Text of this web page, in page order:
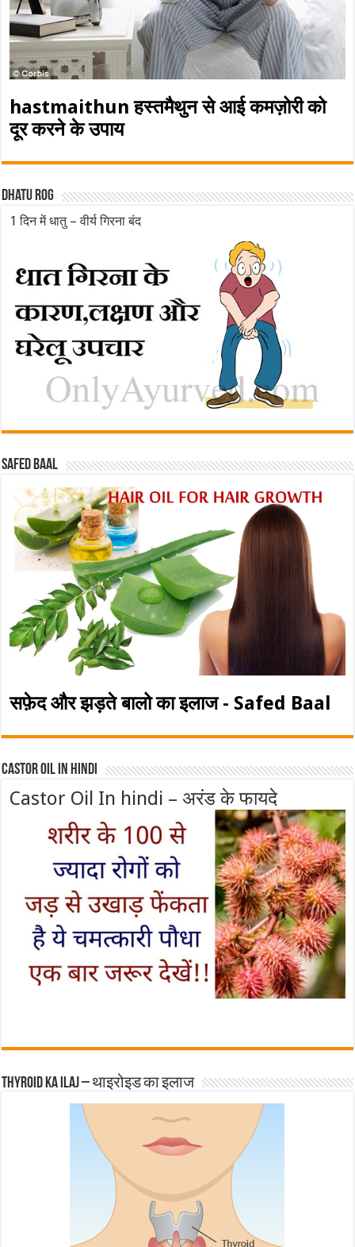
hastmaithun हस्तमैथुन से आई कमज़ोरी को
दूर करने के उपाय
Dhatu rog
1 दिन में धातु – वीर्य गिरना बंद
Safed baal
सफ़ेद और झड़ते बालो का इलाज - Safed Baal
Castor Oil In Hindi
Castor Oil In hindi – अरंड के फायदे
Thyroid ka ilaj – थाइरोइड का इलाज